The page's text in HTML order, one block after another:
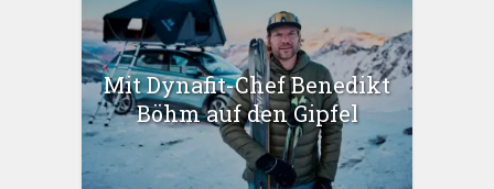
Mit Dynafit-Chef Benedikt
Böhm auf den Gipfel